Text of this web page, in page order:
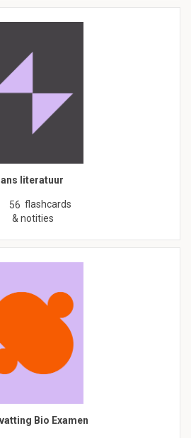
literatuur
56 flashcards
& notities
Bio Examen